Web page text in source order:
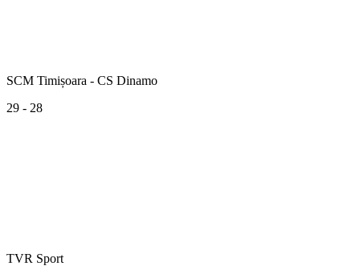
SCM Timișoara - CS Dinamo
29 - 28
TVR Sport